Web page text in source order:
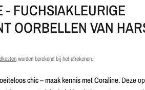
- FUCHSIAKLEURIGE
OORBELLEN VAN
worden berekend bij het afrekenen.
chic – maak kennis met Coraline.Deze